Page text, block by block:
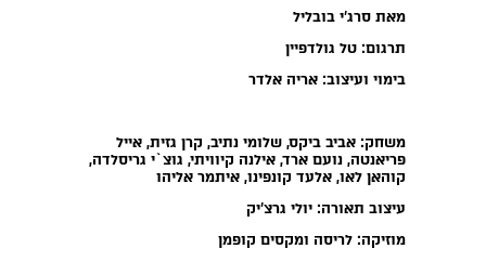
מאת סרג'י בובליל
תרגום: טל גולדפיין
בימוי ועיצוב: אריה אלדר
משחק: אביב ביקס, שלומי נתיב, קרן גזית, אייל
פריאנטה, נועם ארד, אילנה קיוויתי, גוצ`י גריסלדה,
קוהאן לאו, אלעד קונפינו, איתמר אליהו
עיצוב תאורה: יולי גרצ'יק
מוזיקה: לריסה ומקסים קופמן